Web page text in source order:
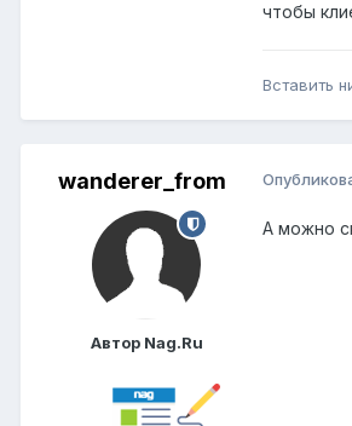
чтобы
Вставить
wanderer_from
Автор Nag.Ru
А можно